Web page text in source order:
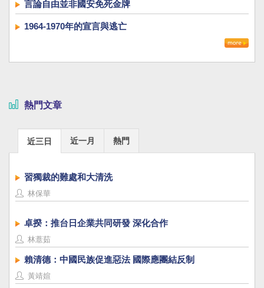
言論自由並非國安免死金牌
1964-1970年的宣言與逃亡
熱門文章
近三日 近一月 熱門
習獨裁的難處和大清洗
林保華
卓揆：推台日企業共同研發 深化合作
林薏茹
賴清德：中國民族促進惡法 國際應團結反制
黃靖媗